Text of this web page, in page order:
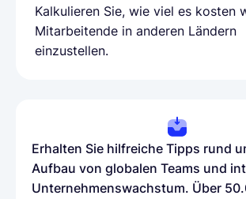
Kalkulieren Sie, wie viel es kosten
Mitarbeitende in anderen Ländern
einzustellen.
Erhalten Sie hilfreiche Tipps rund
Aufbau von globalen Teams und
Unternehmenswachstum. Über